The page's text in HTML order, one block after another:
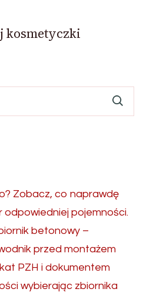
kosmetyczki
Zobacz, co naprawdę
odpowiedniej pojemności.
betonowy –
przed montażem
PZH i dokumentem
wybierając zbiornika